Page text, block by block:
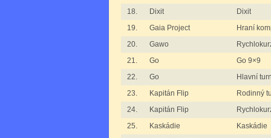
18.
Dixit
Dixit
19.
Gaia Project
Hraní
20.
Gawo
21.
Go
Go 9×9
22.
Go
Hlavní
23.
Kapitán Flip
Rodinný
24.
Kapitán Flip
25.
Kaskádie
Kaskádie